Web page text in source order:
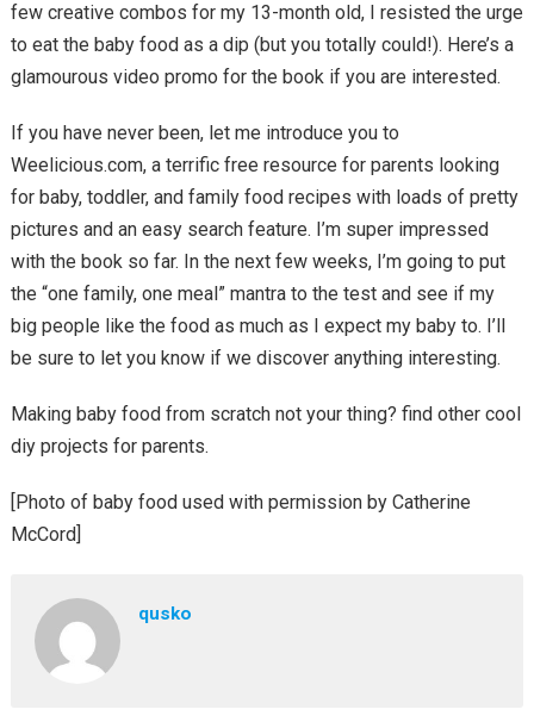
few creative combos for my 13-month old, I resisted the urge
to eat the baby food as a dip (but you totally could!). Here’s a
glamourous video promo for the book if you are interested.
If you have never been, let me introduce you to
Weelicious.com, a terrific free resource for parents looking
for baby, toddler, and family food recipes with loads of pretty
pictures and an easy search feature. I’m super impressed
with the book so far. In the next few weeks, I’m going to put
the “one family, one meal” mantra to the test and see if my
big people like the food as much as I expect my baby to. I’ll
be sure to let you know if we discover anything interesting.
Making baby food from scratch not your thing? find other cool
diy projects for parents.
[Photo of baby food used with permission by Catherine
McCord]
qusko